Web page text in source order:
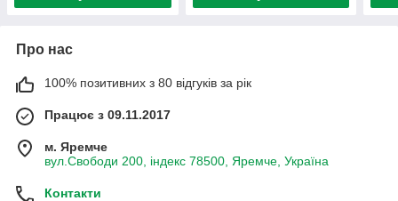
Про нас
100% позитивних з 80 відгуків за рік
Працює з 09.11.2017
м. Яремче
вул.Свободи 200, індекс 78500, Яремче, Україна
Контакти